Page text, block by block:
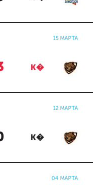
15 МАРТА
К�
12 МАРТА
К�
04 МАРТА